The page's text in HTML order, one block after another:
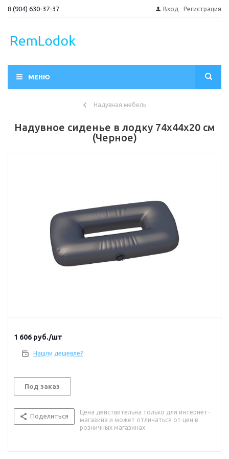
8 (904) 630-37-37 Вход Регистрация
МЕНЮ
Надувная мебель
Надувное сиденье в лодку 74х44х20 см
(Черное)
1 606 руб./шт
Нашли дешевле?
Под заказ
Поделиться
Цена действительна только для интернет-
магазина и может отличаться от цен в
розничных магазинах